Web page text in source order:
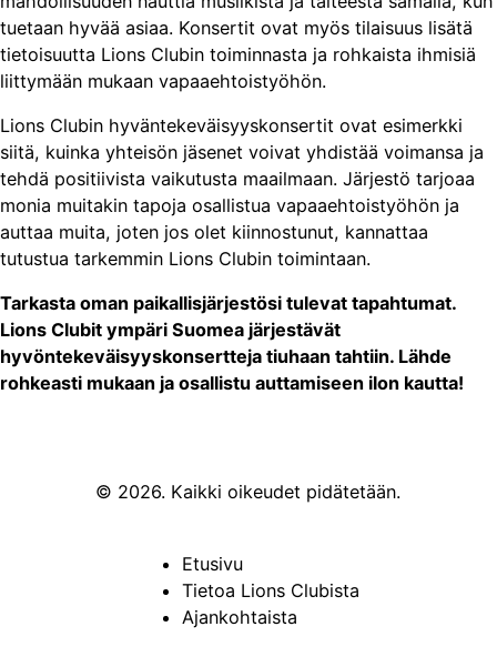
tuetaan hyvää asiaa. Konsertit ovat myös tilaisuus lisätä
tietoisuutta Lions Clubin toiminnasta ja rohkaista ihmisiä
liittymään mukaan vapaaehtoistyöhön.
Lions Clubin hyväntekeväisyyskonsertit ovat esimerkki
siitä, kuinka yhteisön jäsenet voivat yhdistää voimansa ja
tehdä positiivista vaikutusta maailmaan. Järjestö tarjoaa
monia muitakin tapoja osallistua vapaaehtoistyöhön ja
auttaa muita, joten jos olet kiinnostunut, kannattaa
tutustua tarkemmin Lions Clubin toimintaan.
Tarkasta oman paikallisjärjestösi tulevat tapahtumat.
Lions Clubit ympäri Suomea järjestävät
hyvöntekeväisyyskonsertteja tiuhaan tahtiin. Lähde
rohkeasti mukaan ja osallistu auttamiseen ilon kautta!
© 2026. Kaikki oikeudet pidätetään.
Etusivu
Tietoa Lions Clubista
Ajankohtaista